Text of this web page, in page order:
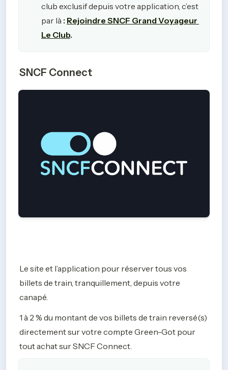
club exclusif depuis votre application, c’est
par là : Rejoindre SNCF Grand Voyageur
Le Club.
SNCF Connect
Le site et l’application pour réserver tous vos
billets de train, tranquillement, depuis votre
canapé.
1 à 2 % du montant de vos billets de train reversé(s)
directement sur votre compte Green-Got pour
tout achat sur SNCF Connect.